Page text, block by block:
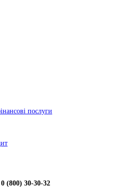
послуги
0 (800) 30-30-32